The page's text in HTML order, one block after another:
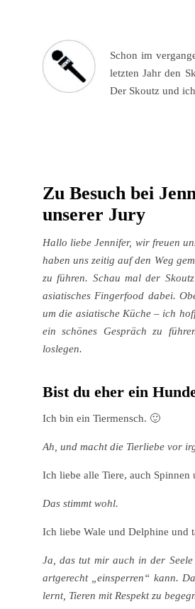
Schon im
letzten Jahr den
Der Skoutz und
Zu Besuch bei
unserer Jury
Hallo liebe Jennifer, wir freuen
haben uns zeitig auf den Weg
zu führen. Schau mal der
asiatisches Fingerfood dabei.
um die asiatische Küche – ich
ein schönes Gespräch zu
loslegen.
Bist du eher ein
Ich bin ein Tiermensch. 🙂
Ah, und macht die Tierliebe vor
Ich liebe alle Tiere, auch
Das stimmt wohl.
Ich liebe Wale und Delphine und
Ja, das tut mir auch in der
artgerecht „einsperren“ kann.
lernt, Tieren mit Respekt zu